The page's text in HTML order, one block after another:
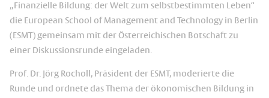
„Finanzielle Bildung: der Welt zum selbstbestimmten Leben“
die European School of Management and Technology in Berlin
(ESMT) gemeinsam mit der Österreichischen Botschaft zu
einer Diskussionsrunde eingeladen.
Prof. Dr. Jörg Rocholl, Präsident der ESMT, moderierte die
Runde und ordnete das Thema der ökonomischen Bildung in